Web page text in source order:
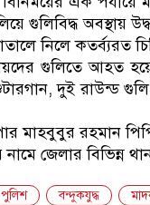
গুলিবিদ্ধ
নিলে
গুলিতে আহত
দুই রাউন্ড
মাহবুবুর রহমান
জেলার বিভিন্ন
পুলিশ বন্দুকযুদ্ধ